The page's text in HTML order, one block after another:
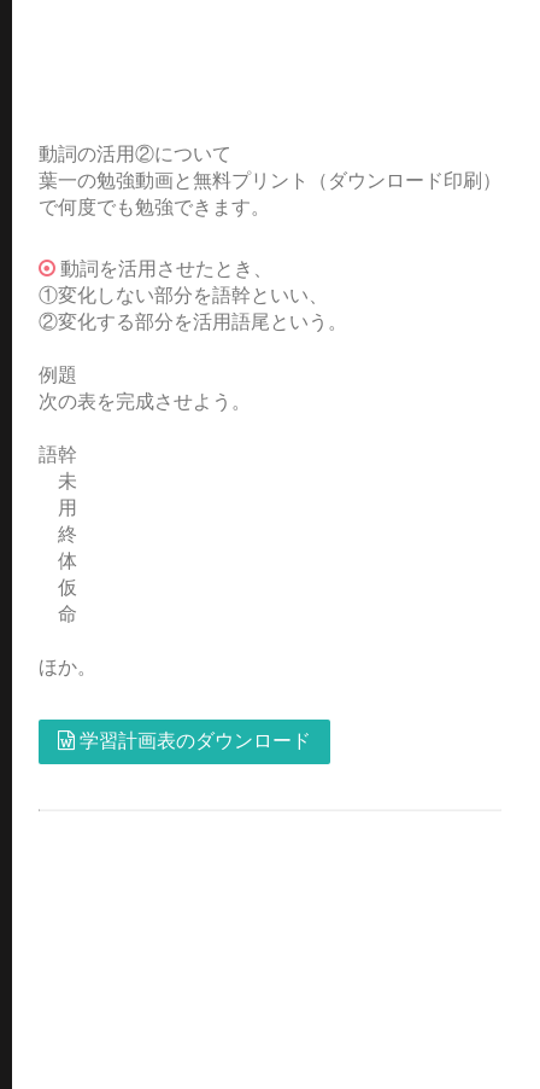
動詞の活用②について
葉一の勉強動画と無料プリント（ダウンロード印刷）
で何度でも勉強できます。
動詞を活用させたとき、
①変化しない部分を語幹といい、
②変化する部分を活用語尾という。
例題
次の表を完成させよう。
語幹
未
用
終
体
仮
命
ほか。
学習計画表のダウンロード